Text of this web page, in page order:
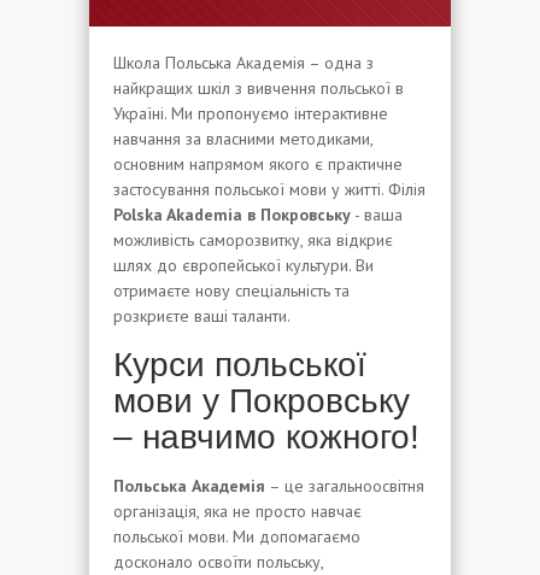
Школа Польська Академія – одна з
найкращих шкіл з вивчення польської в
Україні. Ми пропонуємо інтерактивне
навчання за власними методиками,
основним напрямом якого є практичне
застосування польської мови у житті. Філія
Polska Akademia в Покровську - ваша
можливість саморозвитку, яка відкриє
шлях до європейської культури. Ви
отримаєте нову спеціальність та
розкриєте ваші таланти.
Курси польської
мови у Покровську
– навчимо кожного!
Польська Академія – це загальноосвітня
організація, яка не просто навчає
польської мови. Ми допомагаємо
досконало освоїти польську,